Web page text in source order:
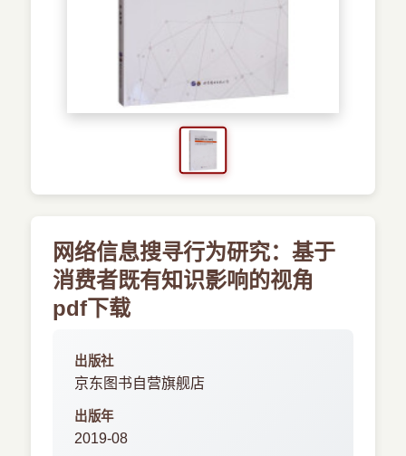
网络信息搜寻行为研究：基于
消费者既有知识影响的视角
pdf下载
出版社
京东图书自营旗舰店
出版年
2019-08